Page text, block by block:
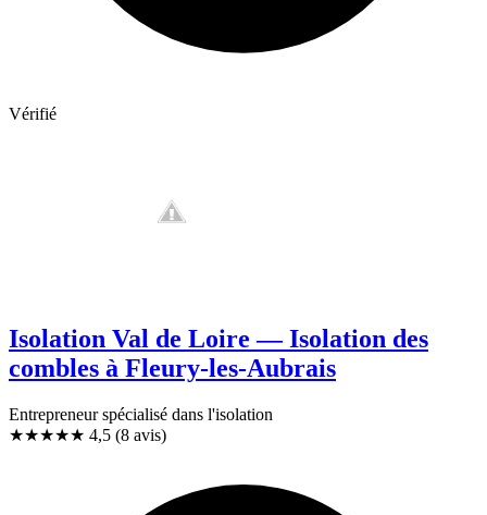
Vérifié
Isolation Val de Loire — Isolation des
combles à Fleury-les-Aubrais
Entrepreneur spécialisé dans l'isolation
★★★★★ 4,5 (8 avis)